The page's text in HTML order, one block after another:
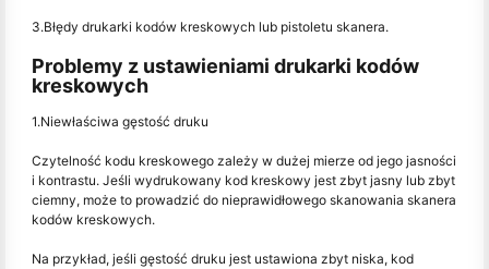
3.Błędy drukarki kodów kreskowych lub pistoletu skanera.
Problemy z ustawieniami drukarki kodów
kreskowych
1.Niewłaściwa gęstość druku
Czytelność kodu kreskowego zależy w dużej mierze od jego jasności
i kontrastu. Jeśli wydrukowany kod kreskowy jest zbyt jasny lub zbyt
ciemny, może to prowadzić do nieprawidłowego skanowania skanera
kodów kreskowych.
Na przykład, jeśli gęstość druku jest ustawiona zbyt niska, kod